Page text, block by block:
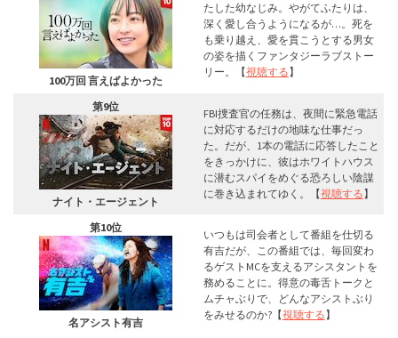
100万回 言えばよかった
たした幼なじみ。やがてふたりは、
深く愛し合うようになるが…。死を
も乗り越え、愛を貫こうとする男女
の姿を描くファンタジーラブストー
リー。【視聴する】
第9位
ナイト・エージェント
FBI捜査官の任務は、夜間に緊急電話
に対応するだけの地味な仕事だっ
た。だが、1本の電話に応答したこと
をきっかけに、彼はホワイトハウス
に潜むスパイをめぐる恐ろしい陰謀
に巻き込まれてゆく。【視聴する】
第10位
名アシスト有吉
いつもは司会者として番組を仕切る
有吉だが、この番組では、毎回変わ
るゲストMCを支えるアシスタントを
務めることに。得意の毒舌トークと
ムチャぶりで、どんなアシストぶり
をみせるのか?【視聴する】